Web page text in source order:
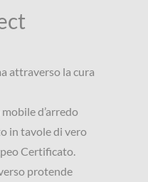
attraverso la cura
d’arredo
in tavole di vero
Certificato.
protende